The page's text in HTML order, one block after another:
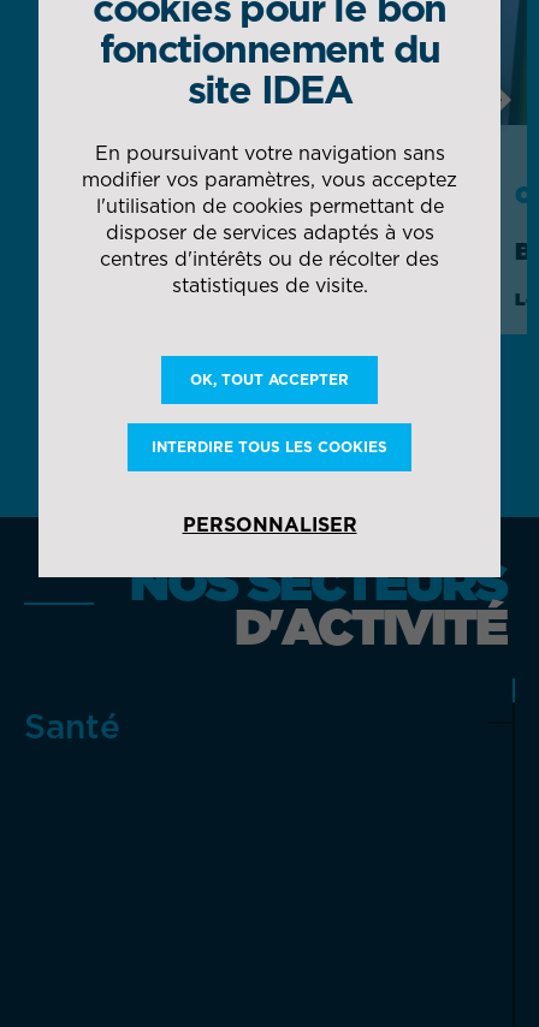
CAS CLIENT
AIRBUS
Gestion globale des magasins et flux
NOS SECTEURS
D'ACTIVITÉ
Santé
fonctionnement du
site IDEA
En poursuivant votre navigation sans
modifier vos paramètres, vous acceptez
l'utilisation de cookies permettant de
disposer de services adaptés à vos
centres d'intérêts ou de récolter des
statistiques de visite.
OK, TOUT ACCEPTER
INTERDIRE TOUS LES COOKIES
PERSONNALISER